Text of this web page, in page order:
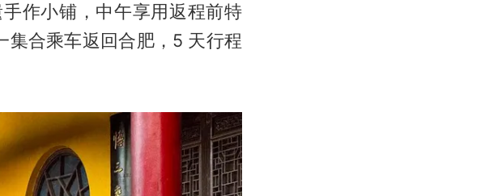
作小铺，中午享用返程前特
集合乘车返回合肥，5 天行程